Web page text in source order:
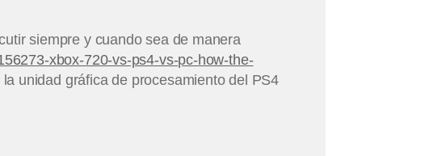
siempre y cuando sea de manera
xbox-720-vs-ps4-vs-pc-how-the-
unidad gráfica de procesamiento del PS4